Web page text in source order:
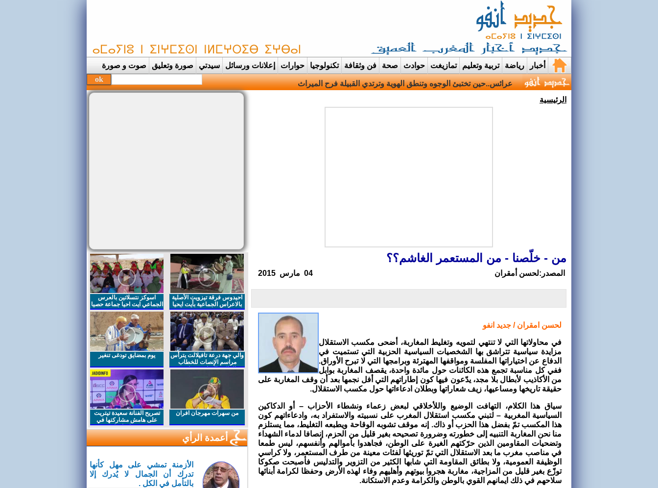
أخبار رياضة تربية وتعليم تمازيغت حوادث صحة فن وثقافة تكنولوجيا حوارات إعلانات ورسائل سيدتي صورة وتعليق صوت و صورة
عرائس..حين تختبئ الوجوه وتنطق الهوية وترتدي القبيلة فرح الميراث
الرئيسية
من - خلّصنا - من المستعمر الغاشم؟؟
المصدر:لحسن أمقران
لحسن امقران / جديد انفو
في محاولاتها التي لا تنتهي لتمويه وتغليط المغاربة، أضحى مكسب الاستقلال
مزايدة سياسية تتراشق بها الشخصيات السياسية الحزبية التي تستميت في
الدفاع عن اختياراتها المفلسة ومواقفها المهترئة وبرامجها التي لا تبرح الأوراق.
ففي كل مناسبة تجمع هذه الكائنات حول مائدة واحدة، يقصف المغاربة بوابل
من الأكاذيب لأبطال بلا مجد، يدّعون فيها كون إطاراتهم التي أفل نجمها بعد أن وقف المغاربة على
حقيقة تاريخها ومساعيها، زيف شعاراتها وبطلان ادعاءاتها حول مكسب الاستقلال.
سياق هذا الكلام، التهافت الوضيع واللأخلاقي لبعض زعماء ونشطاء الأحزاب – أو الدكاكين
السياسية المغربية – لتبني مكسب استقلال المغرب على نسبيته والاستفراد به، وادعاءاتهم كون
هذا المكسب تمّ بفضل هذا الحزب أو ذاك. إنه موقف تشوبه الوقاحة ويطبعه التغليط، مما يستلزم
منا نحن المغاربة التنبيه إلى خطورته وضرورة تصحيحه بغير قليل من الحزم، إنصافا لدماء الشهداء
وتضحيات المقاومين الذين حرّكتهم الغيرة على الوطن، فجاهدوا بأموالهم وأنفسهم، ليس طمعا
في مناصب مغرب ما بعد الاستقلال التي تمّ توريثها لفئات معينة من طرف المستعمر، ولا كراسي
الوظيفة العمومية، ولا بطائق المقاومة التي شابها الكثير من التزوير والتدليس فأصبحت صكوكا
توزّع بغير قليل من المزاجية، مغاربة هجروا بيوتهم وأهليهم وفاء لهذه الأرض وحفظا لكرامة أبنائها
سلاحهم في ذلك ايمانهم القوي بالوطن والكرامة وعدم الاستكانة.
احيدوس فرقة تيزويت الأصلية
بالاعراس الجماعية بأيت ايحيا
اسوكز نتسلاتين بالعرس
الجماعي ايت احيا جماعة حصيا
والي جهة درعة تافيلالت يترأس
مراسم الإنصات للخطاب
الملكي السامي بمناسبة
يوم بمضايق تودغى تنغير
من سهرات مهرجان افران
تصريح الفنانة سعيدة تيتريت
على هامش مشاركتها في
مهرجان افران
أعمدة الرأي
الأزمنة تمشي على مهل كأنها
تدرك أن الجمال لا يُدرك إلا
بالتأمل في الكل .